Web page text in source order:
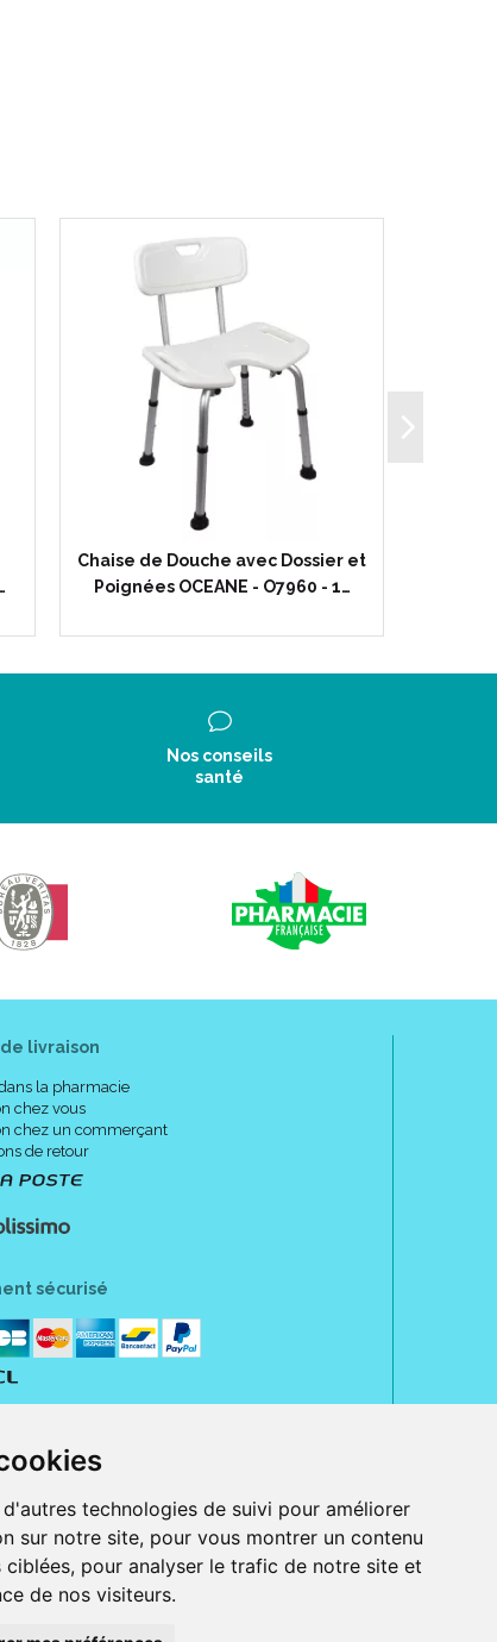
technologies de suivi pour améliorer
sur notre site, pour vous montrer un contenu
pour analyser le trafic de notre site et
de nos visiteurs.
Chaise de Douche avec Dossier et
Poignées OCEANE - O7960 - 1…
Nos conseils
santé
livraison
la pharmacie
chez vous
chez un commerçant
de retour
sécurisé
d' Harcourt, 80300 Albert.